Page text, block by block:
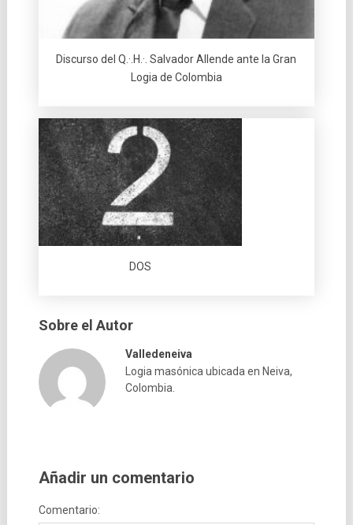
Discurso del Q.·.H.·. Salvador Allende ante la Gran
Logia de Colombia
DOS
Sobre el Autor
Valledeneiva
Logia masónica ubicada en Neiva,
Colombia.
Añadir un comentario
Comentario: